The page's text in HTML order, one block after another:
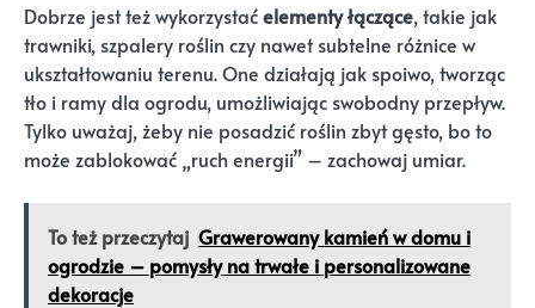
Dobrze jest też wykorzystaćelementy łączące, takie jak
trawniki, szpalery roślin czy nawet subtelne różnice w
ukształtowaniu terenu. One działają jak spoiwo, tworząc
tło i ramy dla ogrodu, umożliwiając swobodny przepływ.
Tylko uważaj, żeby nie posadzić roślin zbyt gęsto, bo to
może zablokować „ruch energii” – zachowaj umiar.
To też przeczytaj Grawerowany kamień w domu i
ogrodzie – pomysły na trwałe i personalizowane
dekoracje